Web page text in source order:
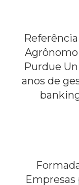
Agrônomo
Purdue
anos de
Empresas